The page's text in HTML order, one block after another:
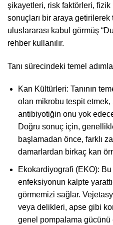
şikayetleri, risk faktörleri,
sonuçları bir araya getirilerek
uluslararası kabul görmüş
rehber kullanılır.
Tanı sürecindeki temel
Kan Kültürleri: Tanının
olan mikrobu tespit etmek,
antibiyotiğin onu yok
Doğru sonuç için,
başlamadan önce, farklı
damarlardan birkaç kan
Ekokardiyografi (EKO):
enfeksiyonun kalpte
görmemizi sağlar.
veya delikleri, apse gibi
genel pompalama gücünü